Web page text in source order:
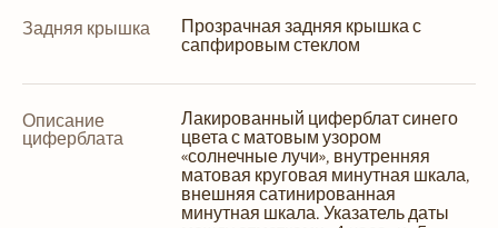
Задняя крышка Прозрачная задняя крышка с
сапфировым стеклом
Описание
циферблата
Лакированный циферблат синего
цвета с матовым узором
«солнечные лучи», внутренняя
матовая круговая минутная шкала,
внешняя сатинированная
минутная шкала. Указатель даты